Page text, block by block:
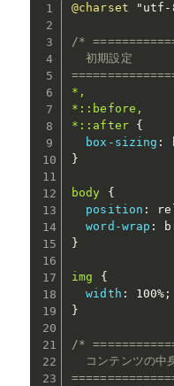
@charset "utf-
/*
  初期設定
*,
*::before,
*::after
{
box-sizing :
}
body
{
position :
word-wrap :
}
img
{
width : 100% ;
}
/*
コンテンツの中